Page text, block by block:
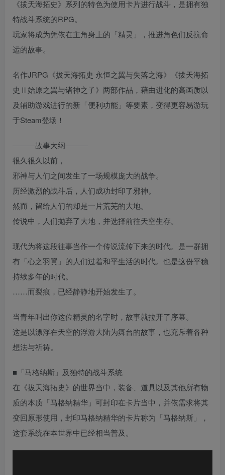
《拔天海拓史》系列的特色为使用卡片进行战斗，是拥有独
特战斗系统的RPG。
玩家将成为凭依在主角身上的「精灵」，推进角色们反抗命
运的故事。
名作JRPG《拔天海拓史 永恒之翼与失落之海》《拔天海拓
史Ⅱ始原之翼与诸神之子》两部作品，藉由进化的高画质以
及辅助游戏进行的新「便利功能」等要素，变得更容易游玩
于Steam登场！
―――故事大纲―――
很久很久以前，
邪神与人们之间发生了一场规模庞大的战争。
历经激烈的战斗后，人们成功封印了邪神。
然而，留给人们的却是一片荒芜的大地。
传说中，人们抛弃了大地，并选择前往天空生存。
现代为将这段往事当作一个传说流传下来的时代。是一群拥
有「心之羽翼」的人们过着和平生活的时代。也是这份平稳
持续多年的时代。
……而裂痕，已经静静地开始发生了。
当青年叫出你这位精灵的名字时，故事就拉开了序幕。
这是以漂浮在天空的浮游大陆为舞台的故事，也充斥着各种
想法与祈祷。
■「马格纳斯」及独特的战斗系统
在《拔天海拓史》的世界当中，装备、道具以及其他所有物
质的本质「马格纳精华」可封印在卡片当中，并依需求将其
变回原形使用，封印马格纳精华的卡片称为「马格纳斯」，
这套系统在本世界中已经相当普及。